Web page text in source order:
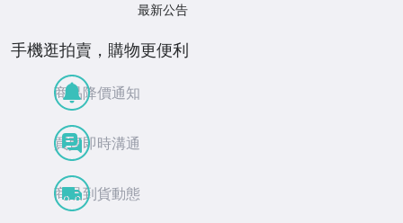
最新公告
手機逛拍賣，購物更便利
商品降價通知
買賣即時溝通
商品到貨動態